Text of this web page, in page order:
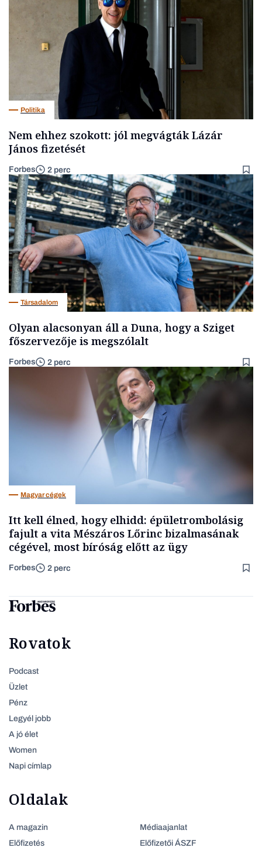
Politika
Nem ehhez szokott: jól megvágták Lázár
János fizetését
Forbes 2 perc
Társadalom
Olyan alacsonyan áll a Duna, hogy a Sziget
főszervezője is megszólalt
Forbes 2 perc
Magyar cégek
Itt kell élned, hogy elhidd: épületrombolásig
fajult a vita Mészáros Lőrinc bizalmasának
cégével, most bíróság előtt az ügy
Forbes 2 perc
Rovatok
Podcast
Üzlet
Pénz
Legyél jobb
A jó élet
Women
Napi címlap
Oldalak
A magazin
Előfizetés
Médiaajanlat
Előfizetői ÁSZF